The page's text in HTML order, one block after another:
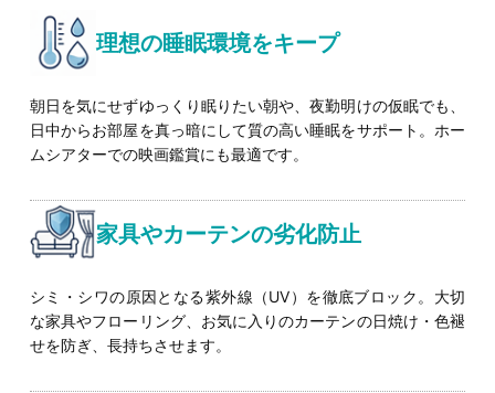
理想の睡眠環境をキープ
朝日を気にせずゆっくり眠りたい朝や、夜勤明けの仮眠でも、
日中からお部屋を真っ暗にして質の高い睡眠をサポート。ホー
ムシアターでの映画鑑賞にも最適です。
家具やカーテンの劣化防止
シミ・シワの原因となる紫外線（UV）を徹底ブロック。大切
な家具やフローリング、お気に入りのカーテンの日焼け・色褪
せを防ぎ、長持ちさせます。